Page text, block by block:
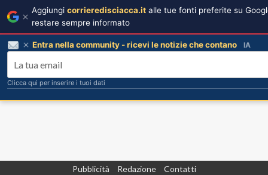
Pubblicità Redazione Contatti
Aggiungi corrieredisciacca.it alle tue fonti preferite su
restare sempre informato
Entra nella community - ricevi le notizie che contano IA
Clicca qui per inserire i tuoi dati